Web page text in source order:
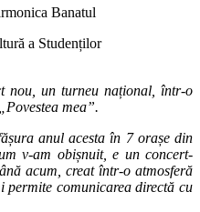
Banatul
a Studenților
nou, un turneu național, într-o
mea”.
anul acesta în 7 orașe din
v-am obișnuit, e un concert-
acum, creat într-o atmosferă
permite comunicarea directă cu